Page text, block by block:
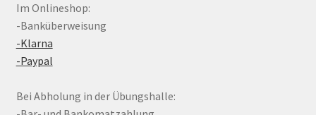
Im Onlineshop:
-Banküberweisung
-Klarna
-Paypal
Bei Abholung in der Übungshalle: